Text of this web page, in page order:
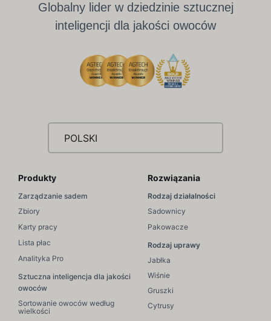
Globalny lider w dziedzinie sztucznej
inteligencji dla jakości owoców
POLSKI
Produkty
Zarządzanie sadem
Zbiory
Karty pracy
Lista płac
Analityka Pro
Sztuczna inteligencja dla jakości
owoców
Sortowanie owoców według
wielkości
Rozwiązania
Rodzaj działalności
Sadownicy
Pakowacze
Rodzaj uprawy
Jabłka
Wiśnie
Gruszki
Cytrusy